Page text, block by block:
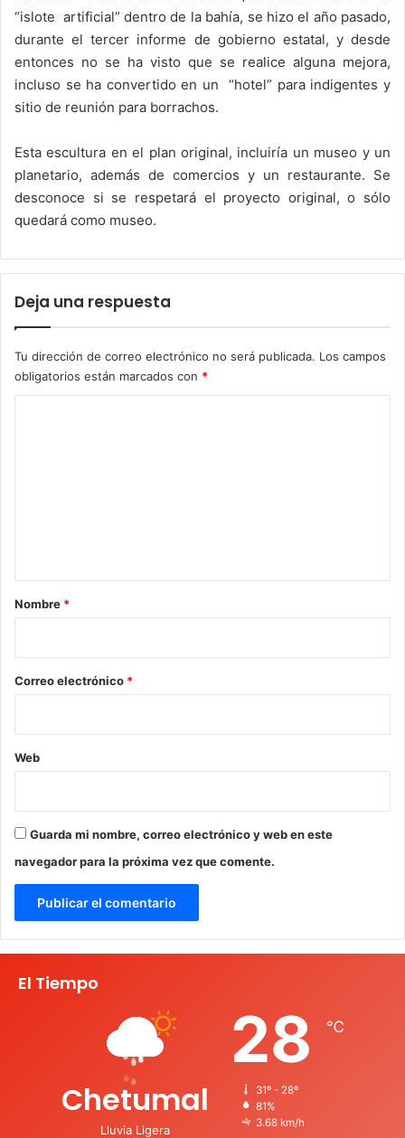
“islote artificial” dentro de la bahía, se hizo el año pasado,
durante el tercer informe de gobierno estatal, y desde
entonces no se ha visto que se realice alguna mejora,
incluso se ha convertido en un “hotel” para indigentes y
sitio de reunión para borrachos.
Esta escultura en el plan original, incluiría un museo y un
planetario, además de comercios y un restaurante. Se
desconoce si se respetará el proyecto original, o sólo
quedará como museo.
Deja una respuesta
Tu dirección de correo electrónico no será publicada. Los campos
obligatorios están marcados con *
r
*
Nombre *
Correo electrónico *
Web
Guarda mi nombre, correo electrónico y web en este
navegador para la próxima vez que comente.
El Tiempo
Chetumal
Lluvia Ligera
28 ℃
31º - 28º
81%
3.68 km/h